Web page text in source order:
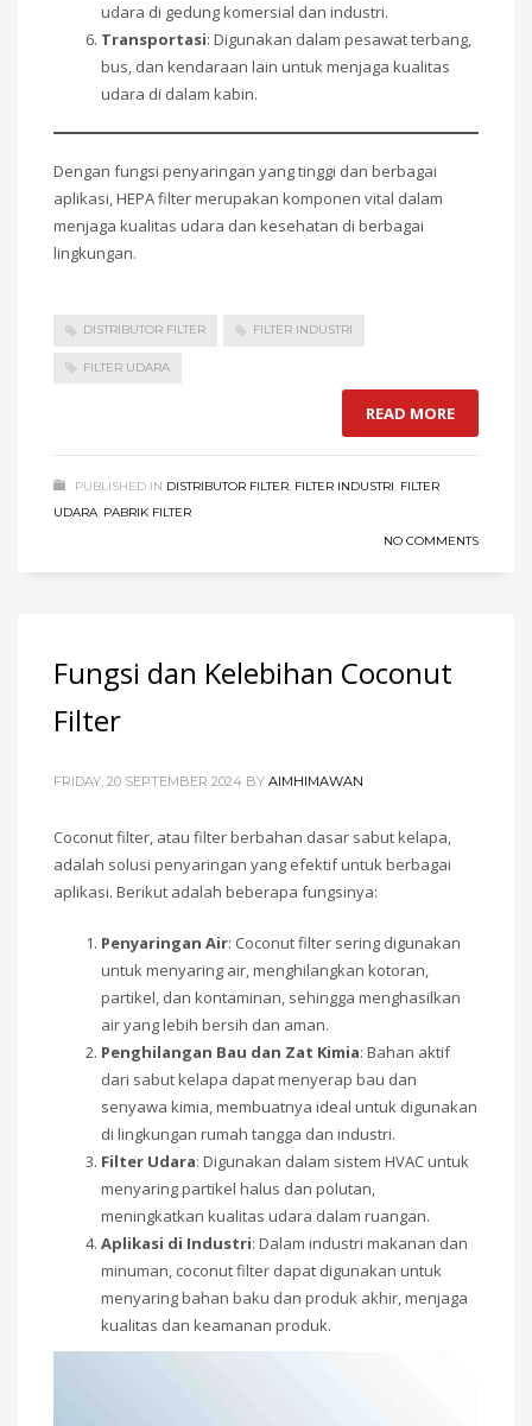
udara di gedung komersial dan industri.
Transportasi: Digunakan dalam pesawat terbang,
bus, dan kendaraan lain untuk menjaga kualitas
udara di dalam kabin.
Dengan fungsi penyaringan yang tinggi dan berbagai
aplikasi, HEPA filter merupakan komponen vital dalam
menjaga kualitas udara dan kesehatan di berbagai
lingkungan.
DISTRIBUTOR FILTER FILTER INDUSTRI
FILTER UDARA
READ MORE
PUBLISHED IN DISTRIBUTOR FILTER, FILTER INDUSTRI, FILTER
UDARA, PABRIK FILTER
NO COMMENTS
Fungsi dan Kelebihan Coconut
Filter
FRIDAY, 20 SEPTEMBER 2024 BY AIMHIMAWAN
Coconut filter, atau filter berbahan dasar sabut kelapa,
adalah solusi penyaringan yang efektif untuk berbagai
aplikasi. Berikut adalah beberapa fungsinya:
Penyaringan Air: Coconut filter sering digunakan
untuk menyaring air, menghilangkan kotoran,
partikel, dan kontaminan, sehingga menghasilkan
air yang lebih bersih dan aman.
Penghilangan Bau dan Zat Kimia: Bahan aktif
dari sabut kelapa dapat menyerap bau dan
senyawa kimia, membuatnya ideal untuk digunakan
di lingkungan rumah tangga dan industri.
Filter Udara: Digunakan dalam sistem HVAC untuk
menyaring partikel halus dan polutan,
meningkatkan kualitas udara dalam ruangan.
Aplikasi di Industri: Dalam industri makanan dan
minuman, coconut filter dapat digunakan untuk
menyaring bahan baku dan produk akhir, menjaga
kualitas dan keamanan produk.